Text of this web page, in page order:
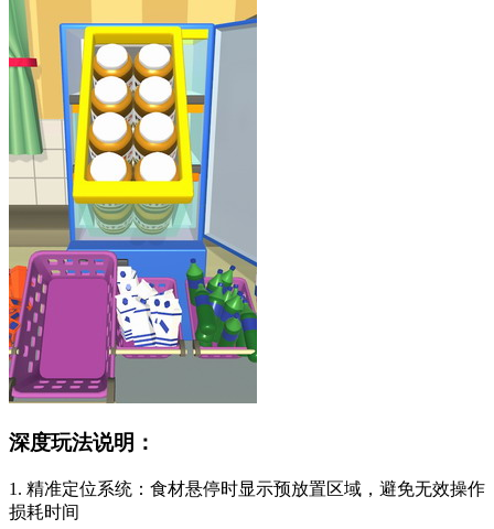
深度玩法说明：
1. 精准定位系统：食材悬停时显示预放置区域，避免无效操作
损耗时间